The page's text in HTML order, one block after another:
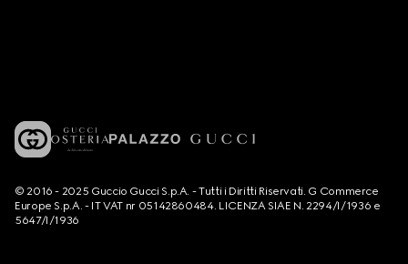
© 2016 - 2025 Guccio Gucci S.p.A. - Tutti i Diritti Riservati. G Commerce
Europe S.p.A. - IT VAT nr 05142860484. LICENZA SIAE N. 2294/I/1936 e
5647/I/1936